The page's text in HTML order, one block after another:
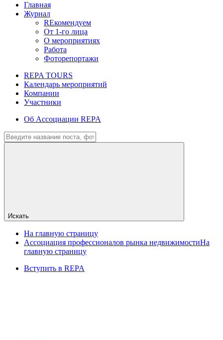
Главная
Журнал
REкомендуем
От 1-го лица
О мероприятиях
Работа
Фоторепортажи
REPA TOURS
Календарь мероприятий
Компании
Участники
Об Ассоциации REPA
Искать
На главную страницу
Ассоциация профессионалов рынка недвижимостиНа
главную страницу
Вступить в REPA